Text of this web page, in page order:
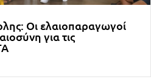
Οι ελαιοπαραγωγοί
για τις